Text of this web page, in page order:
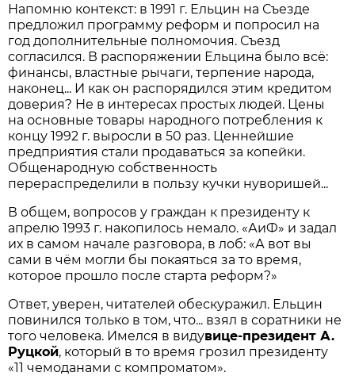
Напомню контекст: в 1991 г. Ельцин на Съезде
предложил программу реформ и попросил на
год дополнительные полномочия. Съезд
согласился. В распоряжении Ельцина было всё:
финансы, властные рычаги, терпение народа,
наконец... И как он распорядился этим кредитом
доверия? Не в интересах простых людей. Цены
на основные товары народного потребления к
концу 1992 г. выросли в 50 раз. Ценнейшие
предприятия стали продаваться за копейки.
Общенародную собст­венность
перераспределили в пользу кучки нуворишей...
В общем, вопросов у граждан к президенту к
апрелю 1993 г. накопилось немало. «АиФ» и задал
их в самом начале разговора, в лоб: «А вот вы
сами в чём могли бы покаяться за то время,
которое прошло после старта реформ?»
Ответ, уверен, читателей обескуражил. Ельцин
повинился только в том, что... взял в соратники не
того человека. Имелся в видувице-президент А.
Руцкой, который в то время грозил президенту
«11 чемоданами с компроматом».